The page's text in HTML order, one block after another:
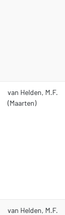
van Helden, M.F.
(Maarten)
van Helden, M.F.